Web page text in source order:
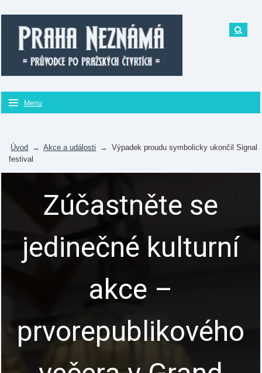
Menu
Úvod → Akce a události →
Výpadek proudu symbolicky ukončil Signal
festival